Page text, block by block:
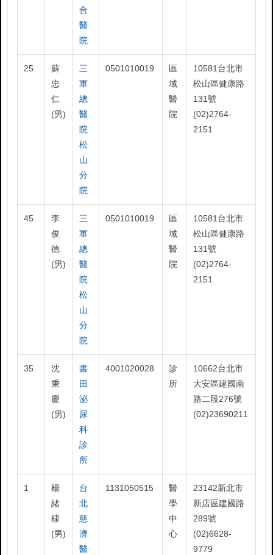
合
醫
院
25
蘇
忠
仁
(男)
三
軍
總
醫
院
松
山
分
院
0501010019
區
域
醫
院
10581台北市
松山區健康路
131號
(02)2764-
2151
45
李
俊
德
(男)
三
軍
總
醫
院
松
山
分
院
0501010019
區
域
醫
院
10581台北市
松山區健康路
131號
(02)2764-
2151
35
沈
秉
慶
(男)
書
田
泌
尿
科
診
所
4001020028
診
所
10662台北市
大安區建國南
路二段276號
(02)23690211
1
楊
緒
棣
(男)
台
北
慈
濟
醫
1131050515
醫
學
中
心
23142新北市
新店區建國路
289號
(02)6628-
9779